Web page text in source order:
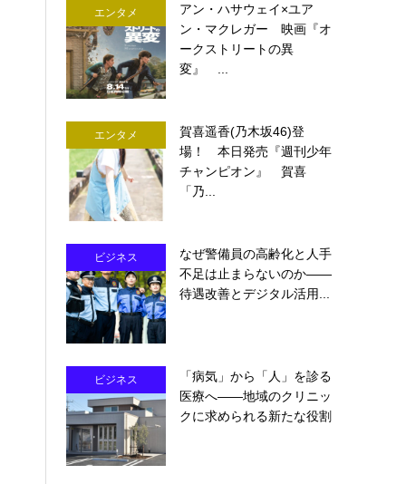
エンタメ
アン・ハサウェイ×ユア
ン・マクレガー 映画『オ
ークストリートの異
変』 ...
エンタメ
賀喜遥香(乃木坂46)登
場！ 本日発売『週刊少年
チャンピオン』 賀喜
「乃...
ビジネス
なぜ警備員の高齢化と人手
不足は止まらないのか――
待遇改善とデジタル活用...
ビジネス
「病気」から「人」を診る
医療へ――地域のクリニッ
クに求められる新たな役割